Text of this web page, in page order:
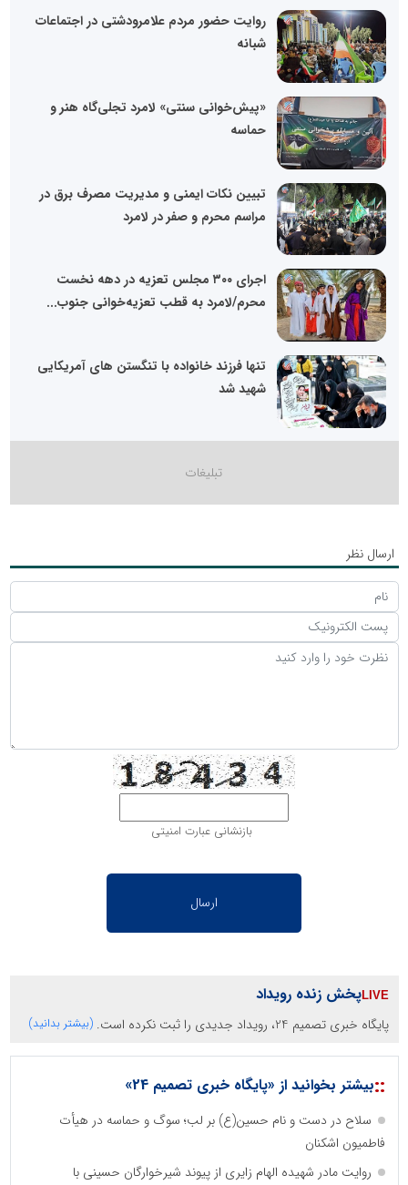
روایت حضور مردم علامرودشتی در اجتماعات
شبانه
«پیش‌خوانی سنتی» لامرد تجلی‌گاه هنر و
حماسه
تبیین نکات ایمنی و مدیریت مصرف برق در
مراسم محرم و صفر در لامرد
اجرای ۳۰۰ مجلس تعزیه در دهه نخست
محرم/لامرد به قطب تعزیه‌خوانی جنوب...
تنها فرزند خانواده با تنگستن های آمریکایی
شهید شد
ارسال نظر
بازنشانی عبارت امنیتی
پخش زنده رویداد
پایگاه خبری تصمیم 24، رویداد جدیدی را ثبت نکرده است. (بیشتر بدانید)
::بیشتر بخوانید از «پایگاه خبری تصمیم 24»
سلاح در دست و نام حسین(ع) بر لب؛ سوگ و حماسه در هیأت
فاطمیون اشکنان
روایت مادر شهیده الهام زایری از پیوند شیرخوارگان حسینی با